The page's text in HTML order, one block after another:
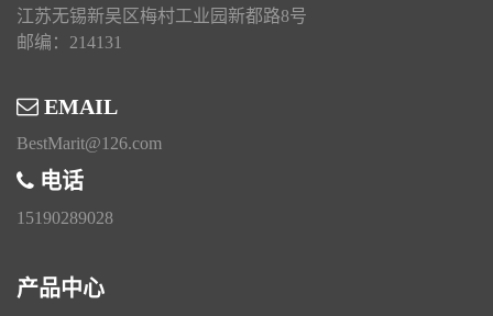
江苏无锡新吴区梅村工业园新都路8号
邮编：214131
EMAIL
BestMarit@126.com
电话
15190289028
产品中心